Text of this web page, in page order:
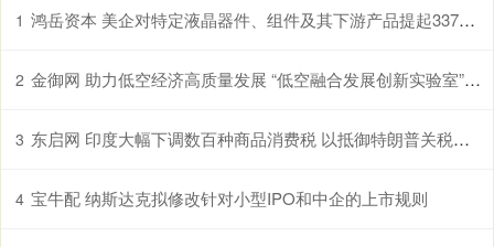
1 鸿岳资本 美企对特定液晶器件、组件及其下游产品提起337调查申请，多家中企为列名被告
2 金御网 助力低空经济高质量发展 “低空融合发展创新实验室”在鄂揭牌
3 东启网 印度大幅下调数百种商品消费税 以抵御特朗普关税冲击
4 宝牛配 纳斯达克拟修改针对小型IPO和中企的上市规则